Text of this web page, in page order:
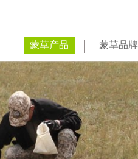
蒙草产品 蒙草品牌